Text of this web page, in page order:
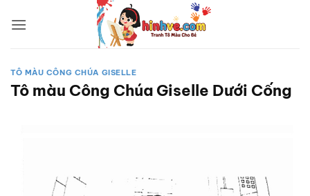
qua
TÔ MÀU CÔNG CHÚA GISELLE
Tô màu Công Chúa Giselle Dưới Cống